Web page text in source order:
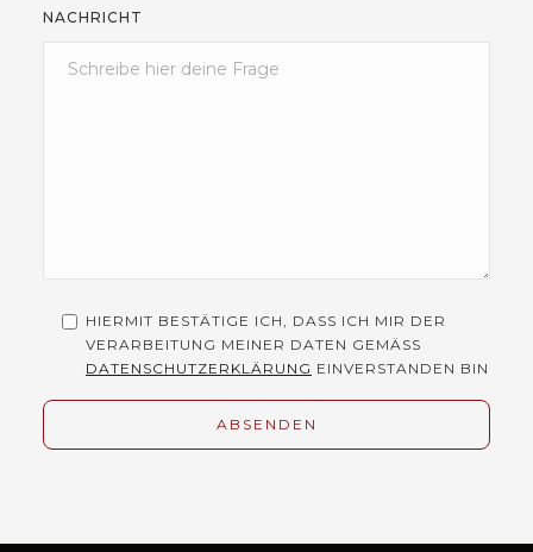
NACHRICHT
HIERMIT BESTÄTIGE ICH, DASS ICH MIR DER
VERARBEITUNG MEINER DATEN GEMÄSS
DATENSCHUTZERKLÄRUNG EINVERSTANDEN BIN